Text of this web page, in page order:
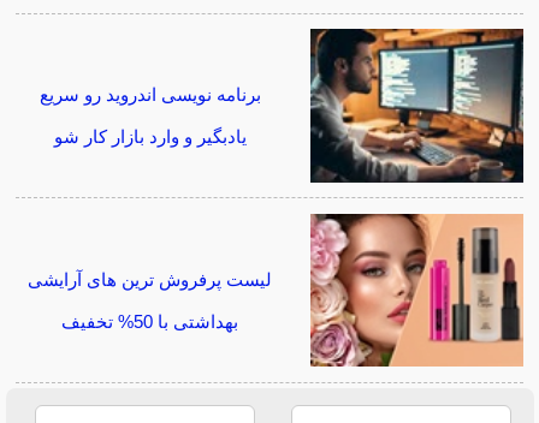
برنامه نویسی اندروید رو سریع
یادبگیر و وارد بازار کار شو
لیست پرفروش ترین های آرایشی
بهداشتی با 50% تخفیف